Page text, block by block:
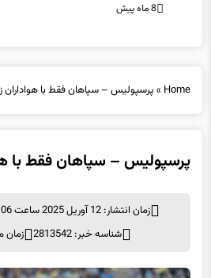
8 ماه پیش
Home
» پرسپولیس – سپاهان فقط با هواداران
پرسپولیس – سپاهان فقط با
زمان انتشار: 12 آوریل 2025 ساعت 18:06
شناسه خبر: 2813542
زمان